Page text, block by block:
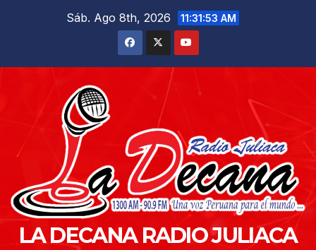
Sáb. Ago 8th, 2026 11:31:54 AM
LA DECANA RADIO JULIACA